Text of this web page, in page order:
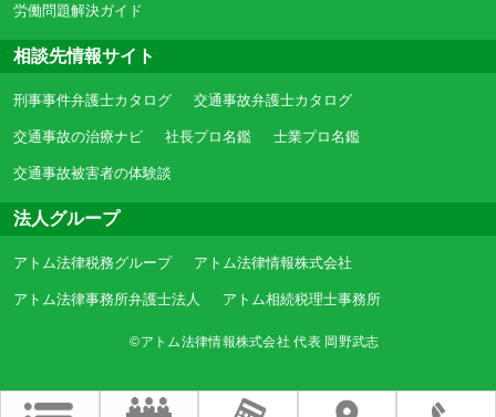
労働問題解決ガイド
相談先情報サイト
刑事事件弁護士カタログ 交通事故弁護士カタログ
交通事故の治療ナビ 社長プロ名鑑 士業プロ名鑑
交通事故被害者の体験談
法人グループ
アトム法律税務グループ アトム法律情報株式会社
アトム法律事務所弁護士法人 アトム相続税理士事務所
©アトム法律情報株式会社 代表 岡野武志